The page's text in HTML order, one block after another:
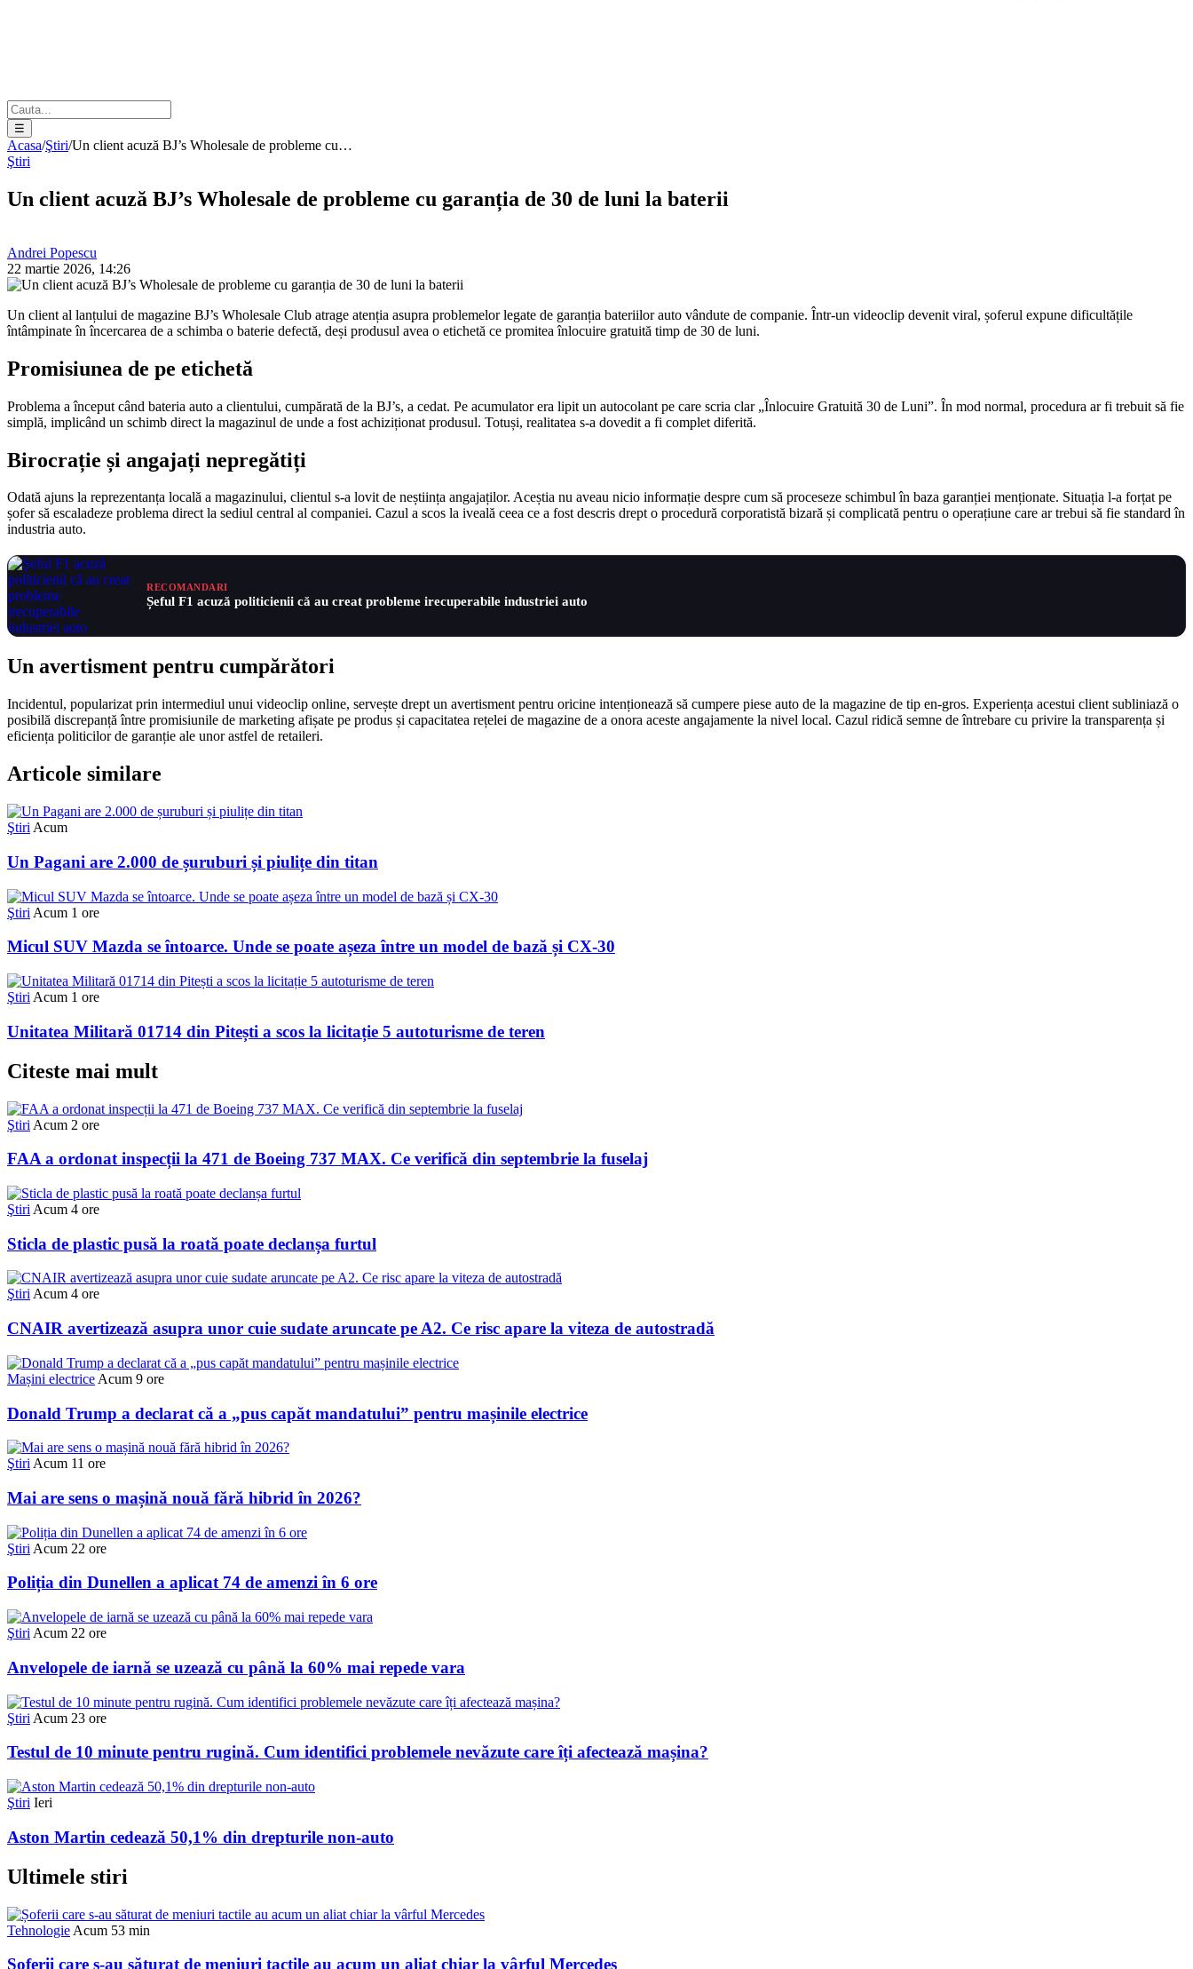
☰
Acasa/Ştiri/Un client acuză BJ’s Wholesale de probleme cu…
Ştiri
Un client acuză BJ’s Wholesale de probleme cu garanția de 30 de luni la baterii
Andrei Popescu
22 martie 2026, 14:26
Un client al lanțului de magazine BJ’s Wholesale Club atrage atenția asupra problemelor legate de garanția bateriilor auto vândute de companie. Într-un videoclip devenit viral, șoferul expune dificultățile
întâmpinate în încercarea de a schimba o baterie defectă, deși produsul avea o etichetă ce promitea înlocuire gratuită timp de 30 de luni.
Promisiunea de pe etichetă
Problema a început când bateria auto a clientului, cumpărată de la BJ’s, a cedat. Pe acumulator era lipit un autocolant pe care scria clar „Înlocuire Gratuită 30 de Luni”. În mod normal, procedura ar fi trebuit să fie
simplă, implicând un schimb direct la magazinul de unde a fost achiziționat produsul. Totuși, realitatea s-a dovedit a fi complet diferită.
Birocrație și angajați nepregătiți
Odată ajuns la reprezentanța locală a magazinului, clientul s-a lovit de neștiința angajaților. Aceștia nu aveau nicio informație despre cum să proceseze schimbul în baza garanției menționate. Situația l-a forțat pe
șofer să escaladeze problema direct la sediul central al companiei. Cazul a scos la iveală ceea ce a fost descris drept o procedură corporatistă bizară și complicată pentru o operațiune care ar trebui să fie standard în
industria auto.
RECOMANDARI
Șeful F1 acuză politicienii că au creat probleme irecuperabile industriei auto
Un avertisment pentru cumpărători
Incidentul, popularizat prin intermediul unui videoclip online, servește drept un avertisment pentru oricine intenționează să cumpere piese auto de la magazine de tip en-gros. Experiența acestui client subliniază o
posibilă discrepanță între promisiunile de marketing afișate pe produs și capacitatea rețelei de magazine de a onora aceste angajamente la nivel local. Cazul ridică semne de întrebare cu privire la transparența și
eficiența politicilor de garanție ale unor astfel de retaileri.
Articole similare
Ştiri Acum
Un Pagani are 2.000 de șuruburi și piulițe din titan
Ştiri Acum 1 ore
Micul SUV Mazda se întoarce. Unde se poate așeza între un model de bază și CX-30
Ştiri Acum 1 ore
Unitatea Militară 01714 din Pitești a scos la licitație 5 autoturisme de teren
Citeste mai mult
Ştiri Acum 2 ore
FAA a ordonat inspecții la 471 de Boeing 737 MAX. Ce verifică din septembrie la fuselaj
Ştiri Acum 4 ore
Sticla de plastic pusă la roată poate declanșa furtul
ŞtiriAcum 4 ore
CNAIR avertizează asupra unor cuie sudate aruncate pe A2. Ce risc apare la viteza de autostradă
Mașini electrice Acum 9 ore
Donald Trump a declarat că a „pus capăt mandatului” pentru mașinile electrice
Ştiri Acum 11 ore
Mai are sens o mașină nouă fără hibrid în 2026?
Ştiri Acum 22 ore
Poliția din Dunellen a aplicat 74 de amenzi în 6 ore
Ştiri Acum 22 ore
Anvelopele de iarnă se uzează cu până la 60% mai repede vara
Ştiri Acum 23 ore
Testul de 10 minute pentru rugină. Cum identifici problemele nevăzute care îți afectează mașina?
Ştiri Ieri
Aston Martin cedează 50,1% din drepturile non-auto
Ultimele stiri
Tehnologie Acum 53 min
Șoferii care s-au săturat de meniuri tactile au acum un aliat chiar la vârful Mercedes